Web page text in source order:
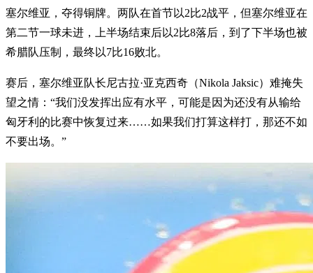
塞尔维亚，夺得铜牌。两队在首节以2比2战平，但塞尔维亚在
第二节一球未进，上半场结束后以2比8落后，到了下半场也被
希腊队压制，最终以7比16败北。
赛后，塞尔维亚队长尼古拉·亚克西奇（Nikola Jaksic）难掩失
望之情：“我们没发挥出应有水平，可能是因为还没有从输给
匈牙利的比赛中恢复过来……如果我们打算这样打，那还不如
不要出场。”